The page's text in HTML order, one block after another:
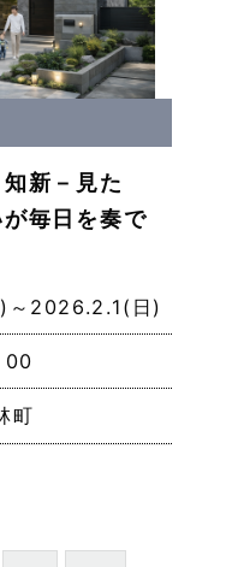
新－見た
毎日を奏で
2026.2.1(日)
00
町